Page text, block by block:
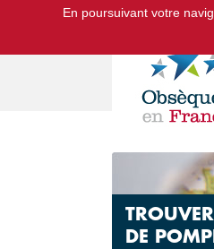
Le Portail
DE
En poursuivant votre